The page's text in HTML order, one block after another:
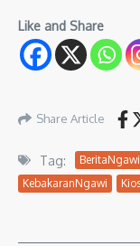
Like and Share
Share Article
Tag: BeritaNgawi
KebakaranNgawi